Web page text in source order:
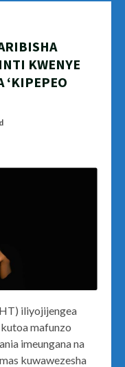
KWENYE
‘KIPEPEO
iliyojijengea
mafunzo
imeungana na
kuwawezesha